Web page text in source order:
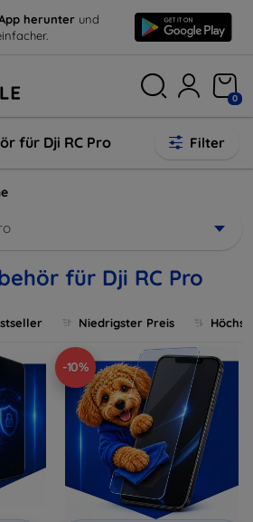
herunter und
0
für Dji RC Pro Filter
für Dji RC Pro
Niedrigster Preis
-10%